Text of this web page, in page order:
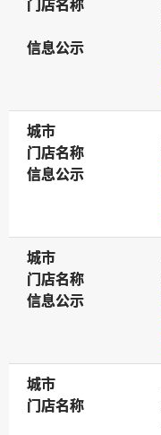
门店名称
门店名称
信息公示
信息公示
城市
城市
门店名称
门店名称
信息公示
信息公示
城市
城市
门店名称
门店名称
信息公示
信息公示
城市
城市
门店名称
门店名称